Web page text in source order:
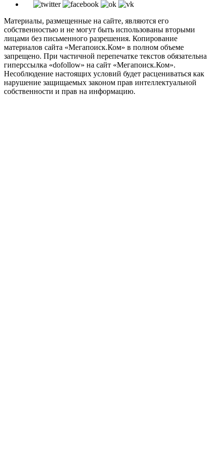
Материалы, размещенные на сайте, являются его
собственностью и не могут быть использованы вторыми
лицами без письменного разрешения. Копирование
материалов сайта «Мегапоиск.Ком» в полном объеме
запрещено. При частичной перепечатке текстов обязательна
гиперссылка «dofollow» на сайт «Мегапоиск.Ком».
Несоблюдение настоящих условий будет расцениваться как
нарушение защищаемых законом прав интеллектуальной
собственности и прав на информацию.